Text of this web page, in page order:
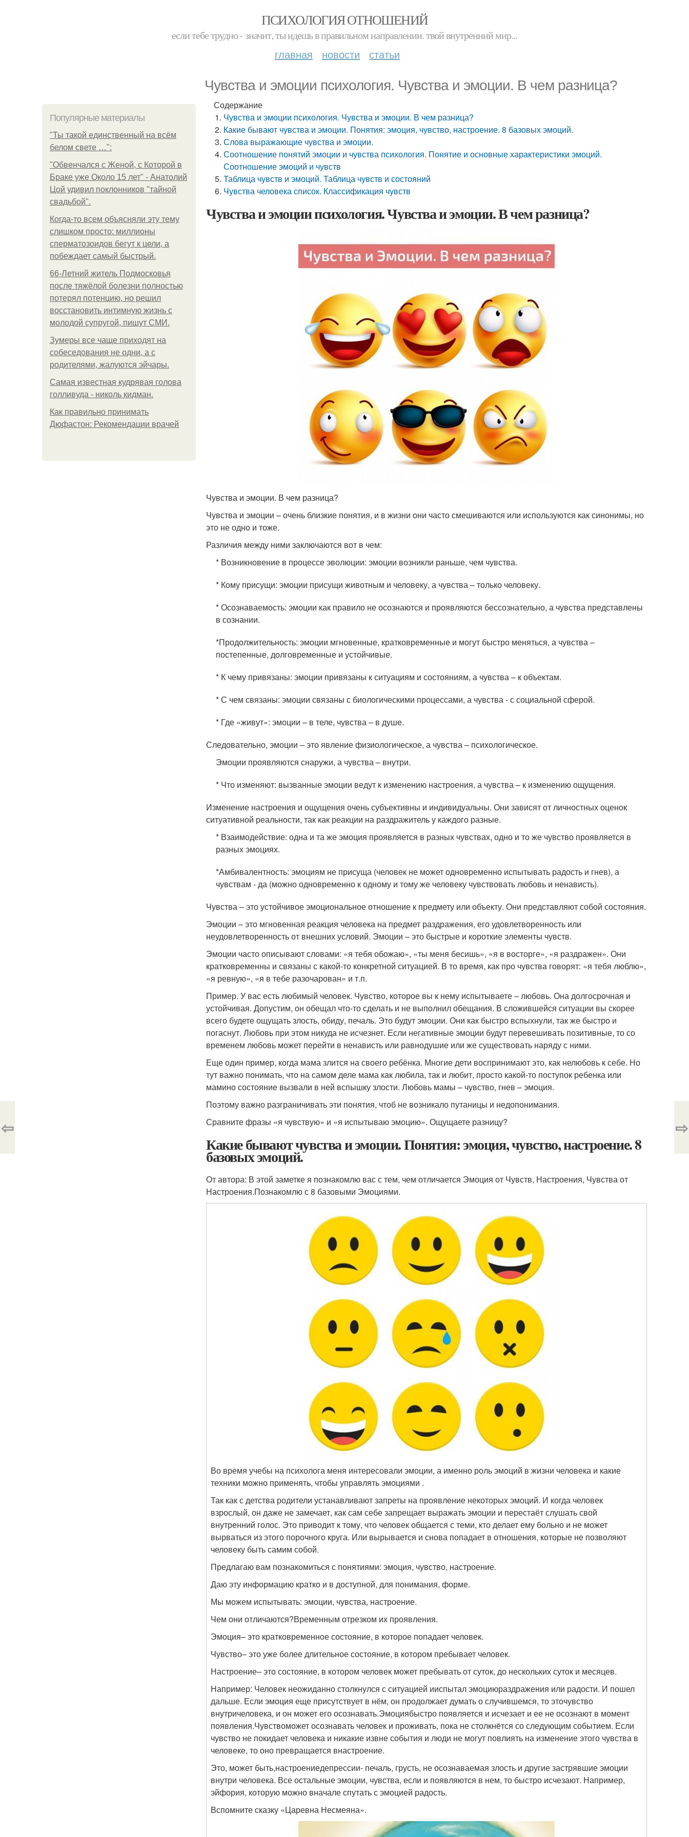
ПСИХОЛОГИЯ ОТНОШЕНИЙ
если тебе трудно - значит, ты идешь в правильном направлении. твой внутренний мир...
главная новости статьи
Чувства и эмоции психология. Чувства и эмоции. В чем разница?
Популярные материалы
"Ты такой единственный на всём
белом свете …":
"Обвенчался с Женой, с Которой в
Браке уже Около 15 лет" - Анатолий
Цой удивил поклонников "тайной
свадьбой".
Когда-то всем объясняли эту тему
слишком просто: миллионы
сперматозоидов бегут к цели, а
побеждает самый быстрый.
66-Летний житель Подмосковья
после тяжёлой болезни полностью
потерял потенцию, но решил
восстановить интимную жизнь с
молодой супругой, пишут СМИ.
Зумеры все чаще приходят на
собеседования не одни, а с
родителями, жалуются эйчары.
Самая известная кудрявая голова
голливуда - николь кидман.
Как правильно принимать
Дюфастон: Рекомендации врачей
Содержание
Чувства и эмоции психология. Чувства и эмоции. В чем разница?
Какие бывают чувства и эмоции. Понятия: эмоция, чувство, настроение. 8 базовых эмоций.
Слова выражающие чувства и эмоции.
Соотношение понятий эмоции и чувства психология. Понятие и основные характеристики эмоций.
Соотношение эмоций и чувств
Таблица чувств и эмоций. Таблица чувств и состояний
Чувства человека список. Классификация чувств
Чувства и эмоции психология. Чувства и эмоции. В чем разница?
Чувства и эмоции. В чем разница?
Чувства и эмоции – очень близкие понятия, и в жизни они часто смешиваются или используются как синонимы, но
это не одно и тоже.
Различия между ними заключаются вот в чем:
* Возникновение в процессе эволюции: эмоции возникли раньше, чем чувства.
* Кому присущи: эмоции присущи животным и человеку, а чувства – только человеку.
* Осознаваемость: эмоции как правило не осознаются и проявляются бессознательно, а чувства представлены
в сознании.
*Продолжительность: эмоции мгновенные, кратковременные и могут быстро меняться, а чувства –
постепенные, долговременные и устойчивые.
* К чему привязаны: эмоции привязаны к ситуациям и состояниям, а чувства – к объектам.
* С чем связаны: эмоции связаны с биологическими процессами, а чувства - с социальной сферой.
* Где «живут»: эмоции – в теле, чувства – в душе.
Следовательно, эмоции – это явление физиологическое, а чувства – психологическое.
Эмоции проявляются снаружи, а чувства – внутри.
* Что изменяют: вызванные эмоции ведут к изменению настроения, а чувства – к изменению ощущения.
Изменение настроения и ощущения очень субъективны и индивидуальны. Они зависят от личностных оценок
ситуативной реальности, так как реакции на раздражитель у каждого разные.
* Взаимодействие: одна и та же эмоция проявляется в разных чувствах, одно и то же чувство проявляется в
разных эмоциях.
*Амбивалентность: эмоциям не присуща (человек не может одновременно испытывать радость и гнев), а
чувствам - да (можно одновременно к одному и тому же человеку чувствовать любовь и ненависть).
Чувства – это устойчивое эмоциональное отношение к предмету или объекту. Они представляют собой состояния.
Эмоции – это мгновенная реакция человека на предмет раздражения, его удовлетворенность или
неудовлетворенность от внешних условий. Эмоции – это быстрые и короткие элементы чувств.
Эмоции часто описывают словами: «я тебя обожаю», «ты меня бесишь», «я в восторге», «я раздражен». Они
кратковременны и связаны с какой-то конкретной ситуацией. В то время, как про чувства говорят: «я тебя люблю»,
«я ревную», «я в тебе разочарован» и т.п.
Пример. У вас есть любимый человек. Чувство, которое вы к нему испытываете – любовь. Она долгосрочная и
устойчивая. Допустим, он обещал что-то сделать и не выполнил обещания. В сложившейся ситуации вы скорее
всего будете ощущать злость, обиду, печаль. Это будут эмоции. Они как быстро вспыхнули, так же быстро и
погаснут. Любовь при этом никуда не исчезнет. Если негативные эмоции будут перевешивать позитивные, то со
временем любовь может перейти в ненависть или равнодушие или же существовать наряду с ними.
Еще один пример, когда мама злится на своего ребёнка. Многие дети воспринимают это, как нелюбовь к себе. Но
тут важно понимать, что на самом деле мама как любила, так и любит, просто какой-то поступок ребенка или
мамино состояние вызвали в ней вспышку злости. Любовь мамы – чувство, гнев – эмоция.
Поэтому важно разграничивать эти понятия, чтоб не возникало путаницы и недопонимания.
Сравните фразы «я чувствую» и «я испытываю эмоцию». Ощущаете разницу?
Какие бывают чувства и эмоции. Понятия: эмоция, чувство, настроение. 8
базовых эмоций.
От автора: В этой заметке я познакомлю вас с тем, чем отличается Эмоция от Чувств, Настроения, Чувства от
Настроения.Познакомлю с 8 базовыми Эмоциями.
Во время учебы на психолога меня интересовали эмоции, а именно роль эмоций в жизни человека и какие
техники можно применять, чтобы управлять эмоциями .
Так как с детства родители устанавливают запреты на проявление некоторых эмоций. И когда человек
взрослый, он даже не замечает, как сам себе запрещает выражать эмоции и перестаёт слушать свой
внутренний голос. Это приводит к тому, что человек общается с теми, кто делает ему больно и не может
вырваться из этого порочного круга. Или вырывается и снова попадает в отношения, которые не позволяют
человеку быть самим собой.
Предлагаю вам познакомиться с понятиями: эмоция, чувство, настроение.
Даю эту информацию кратко и в доступной, для понимания, форме.
Мы можем испытывать: эмоции, чувства, настроение.
Чем они отличаются?Временным отрезком их проявления.
Эмоция– это кратковременное состояние, в которое попадает человек.
Чувство– это уже более длительное состояние, в котором пребывает человек.
Настроение– это состояние, в котором человек может пребывать от суток, до нескольких суток и месяцев.
Например: Человек неожиданно столкнулся с ситуацией ииспытал эмоциюраздражения или радости. И пошел
дальше. Если эмоция еще присутствует в нём, он продолжает думать о случившемся, то эточувство
внутричеловека, и он может его осознавать.Эмоциябыстро появляется и исчезает и ее не осознают в момент
появления.Чувствоможет осознавать человек и проживать, пока не столкнётся со следующим событием. Если
чувство не покидает человека и никакие извне события и люди не могут повлиять на изменение этого чувства в
человеке, то оно превращается внастроение.
Это, может быть,настроениедепрессии- печаль, грусть, не осознаваемая злость и другие застрявшие эмоции
внутри человека. Все остальные эмоции, чувства, если и появляются в нем, то быстро исчезают. Например,
эйфория, которую можно вначале спутать с эмоцией радость.
Вспомните сказку «Царевна Несмеяна».
⇦ ⇨